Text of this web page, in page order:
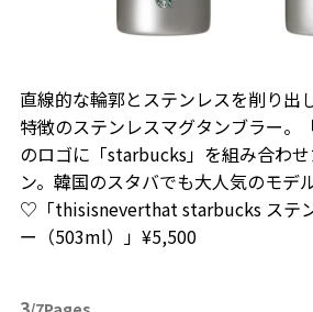
直線的な輪郭とステンレスを削り出
特徴のステンレスマグタンブラー。
のロゴに「starbucks」を組み合わ
ン。韓国のスタバでも大人気のモデ
♡「thisisneverthat starbucks ステ
ー（503ml）」 ¥5,500